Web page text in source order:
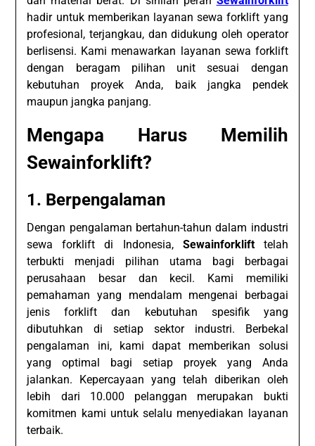
hadir untuk memberikan layanan sewa forklift yang
profesional, terjangkau, dan didukung oleh operator
berlisensi. Kami menawarkan layanan sewa forklift
dengan beragam pilihan unit sesuai dengan
kebutuhan proyek Anda, baik jangka pendek
maupun jangka panjang.
Mengapa Harus Memilih
Sewainforklift?
1. Berpengalaman
Dengan pengalaman bertahun-tahun dalam industri
sewa forklift di Indonesia, Sewainforklifttelah
terbukti menjadi pilihan utama bagi berbagai
perusahaan besar dan kecil. Kami memiliki
pemahaman yang mendalam mengenai berbagai
jenis forklift dan kebutuhan spesifik yang
dibutuhkan di setiap sektor industri. Berbekal
pengalaman ini, kami dapat memberikan solusi
yang optimal bagi setiap proyek yang Anda
jalankan. Kepercayaan yang telah diberikan oleh
lebih dari 10.000 pelanggan merupakan bukti
komitmen kami untuk selalu menyediakan layanan
terbaik.